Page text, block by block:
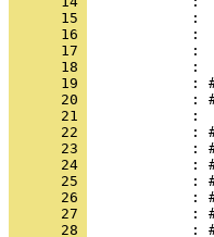
      15
      16
      17
      18
      19
      20
      21
      22
      23
      24
      25
      26
      27
      28